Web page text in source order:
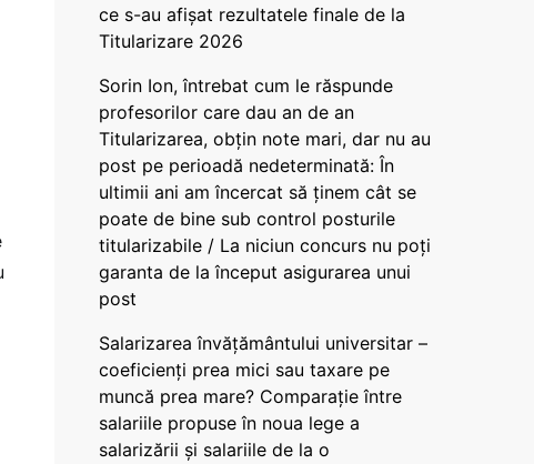
ce s-au afișat rezultatele finale de la
Titularizare 2026
Sorin Ion, întrebat cum le răspunde
profesorilor care dau an de an
Titularizarea, obțin note mari, dar nu au
post pe perioadă nedeterminată: În
ultimii ani am încercat să ținem cât se
poate de bine sub control posturile
titularizabile / La niciun concurs nu poți
garanta de la început asigurarea unui
post
Salarizarea învățământului universitar –
coeficienți prea mici sau taxare pe
muncă prea mare? Comparație între
salariile propuse în noua lege a
salarizării și salariile de la o